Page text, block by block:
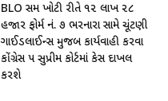
BLO સમક્ષ ખોટી રીતે ૧૨ લાખ ૨૮
હજાર ફોર્મ નં. ૭ ભરનારા સામે ચૂંટણી
ગાઈડલાઈન્સ મુજબ કાર્યવાહી કરવા
કોંગ્રેસ પક્ષ સુપ્રીમ કોર્ટમાં કેસ દાખલ
કરશે